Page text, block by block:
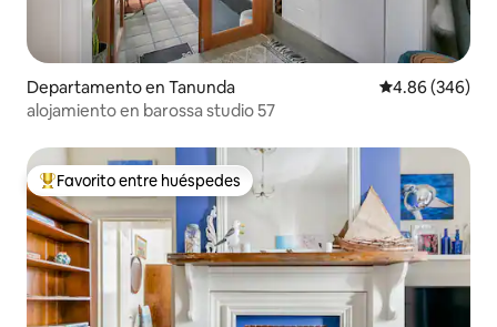
Departamento en Tanunda Calificación
4.86 (346)
alojamiento en barossa studio 57
De los mejores en Favorito entre huéspedes
Favorito entre huéspedes